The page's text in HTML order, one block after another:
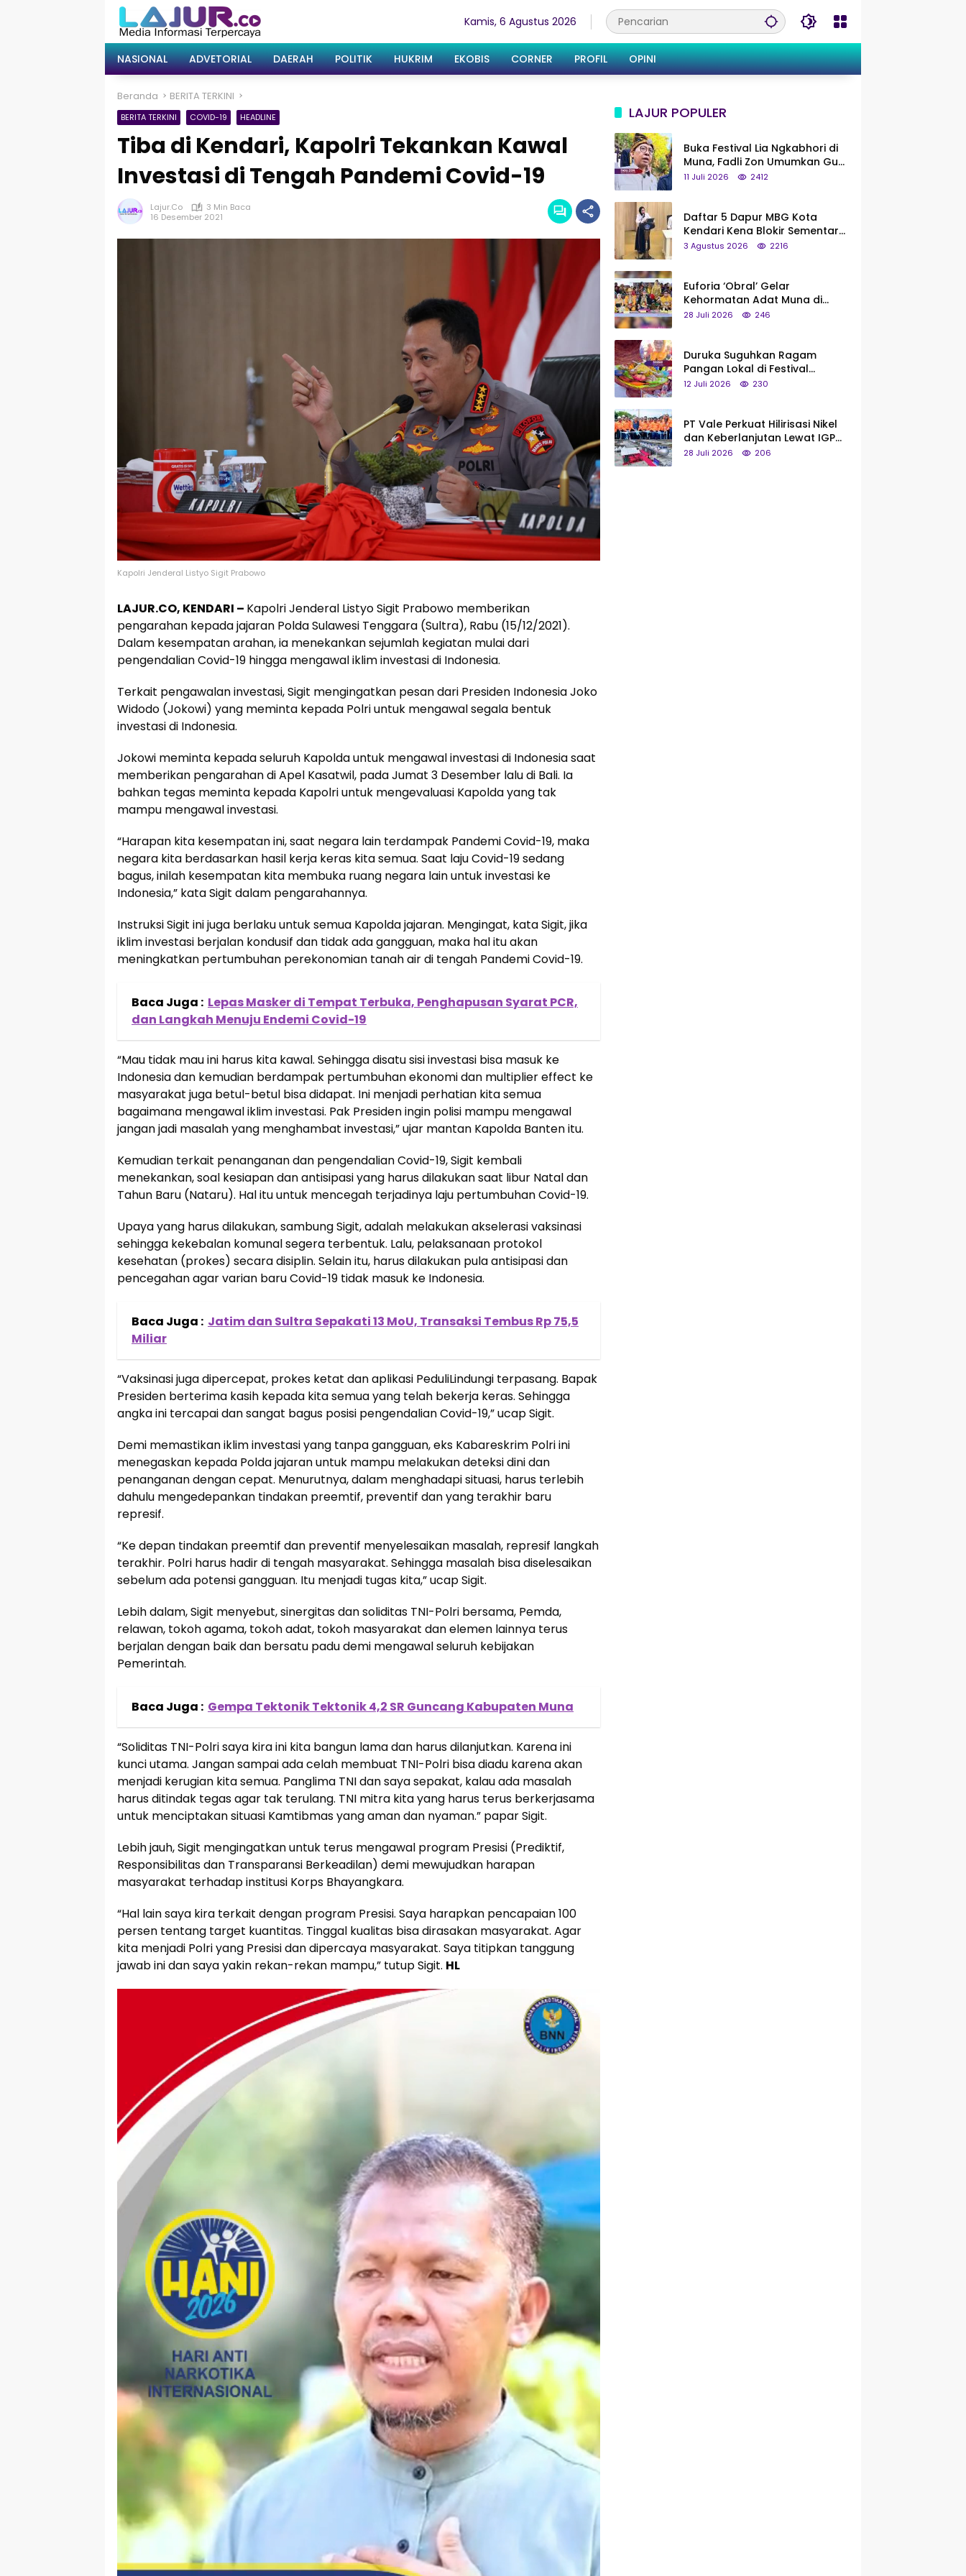
Kamis, 6 Agustus 2026
NASIONAL ADVETORIAL DAERAH POLITIK HUKRIM EKOBIS CORNER PROFIL OPINI
Beranda BERITA TERKINI
BERITA TERKINI COVID-19 HEADLINE
Tiba di Kendari, Kapolri Tekankan Kawal
Investasi di Tengah Pandemi Covid-19
Lajur.co
3 Min Baca
16 Desember 2021
Kapolri Jenderal Listyo Sigit Prabowo
LAJUR.CO, KENDARI – Kapolri Jenderal Listyo Sigit Prabowo memberikan
pengarahan kepada jajaran Polda Sulawesi Tenggara (Sultra), Rabu (15/12/2021).
Dalam kesempatan arahan, ia menekankan sejumlah kegiatan mulai dari
pengendalian Covid-19 hingga mengawal iklim investasi di Indonesia.
Terkait pengawalan investasi, Sigit mengingatkan pesan dari Presiden Indonesia Joko
Widodo (Jokowi) yang meminta kepada Polri untuk mengawal segala bentuk
investasi di Indonesia.
Jokowi meminta kepada seluruh Kapolda untuk mengawal investasi di Indonesia saat
memberikan pengarahan di Apel Kasatwil, pada Jumat 3 Desember lalu di Bali. Ia
bahkan tegas meminta kepada Kapolri untuk mengevaluasi Kapolda yang tak
mampu mengawal investasi.
“Harapan kita kesempatan ini, saat negara lain terdampak Pandemi Covid-19, maka
negara kita berdasarkan hasil kerja keras kita semua. Saat laju Covid-19 sedang
bagus, inilah kesempatan kita membuka ruang negara lain untuk investasi ke
Indonesia,” kata Sigit dalam pengarahannya.
Instruksi Sigit ini juga berlaku untuk semua Kapolda jajaran. Mengingat, kata Sigit, jika
iklim investasi berjalan kondusif dan tidak ada gangguan, maka hal itu akan
meningkatkan pertumbuhan perekonomian tanah air di tengah Pandemi Covid-19.
Baca Juga : Lepas Masker di Tempat Terbuka, Penghapusan Syarat PCR,
dan Langkah Menuju Endemi Covid-19
“Mau tidak mau ini harus kita kawal. Sehingga disatu sisi investasi bisa masuk ke
Indonesia dan kemudian berdampak pertumbuhan ekonomi dan multiplier effect ke
masyarakat juga betul-betul bisa didapat. Ini menjadi perhatian kita semua
bagaimana mengawal iklim investasi. Pak Presiden ingin polisi mampu mengawal
jangan jadi masalah yang menghambat investasi,” ujar mantan Kapolda Banten itu.
Kemudian terkait penanganan dan pengendalian Covid-19, Sigit kembali
menekankan, soal kesiapan dan antisipasi yang harus dilakukan saat libur Natal dan
Tahun Baru (Nataru). Hal itu untuk mencegah terjadinya laju pertumbuhan Covid-19.
Upaya yang harus dilakukan, sambung Sigit, adalah melakukan akselerasi vaksinasi
sehingga kekebalan komunal segera terbentuk. Lalu, pelaksanaan protokol
kesehatan (prokes) secara disiplin. Selain itu, harus dilakukan pula antisipasi dan
pencegahan agar varian baru Covid-19 tidak masuk ke Indonesia.
Baca Juga : Jatim dan Sultra Sepakati 13 MoU, Transaksi Tembus Rp 75,5
Miliar
“Vaksinasi juga dipercepat, prokes ketat dan aplikasi PeduliLindungi terpasang. Bapak
Presiden berterima kasih kepada kita semua yang telah bekerja keras. Sehingga
angka ini tercapai dan sangat bagus posisi pengendalian Covid-19,” ucap Sigit.
Demi memastikan iklim investasi yang tanpa gangguan, eks Kabareskrim Polri ini
menegaskan kepada Polda jajaran untuk mampu melakukan deteksi dini dan
penanganan dengan cepat. Menurutnya, dalam menghadapi situasi, harus terlebih
dahulu mengedepankan tindakan preemtif, preventif dan yang terakhir baru
represif.
“Ke depan tindakan preemtif dan preventif menyelesaikan masalah, represif langkah
terakhir. Polri harus hadir di tengah masyarakat. Sehingga masalah bisa diselesaikan
sebelum ada potensi gangguan. Itu menjadi tugas kita,” ucap Sigit.
Lebih dalam, Sigit menyebut, sinergitas dan soliditas TNI-Polri bersama, Pemda,
relawan, tokoh agama, tokoh adat, tokoh masyarakat dan elemen lainnya terus
berjalan dengan baik dan bersatu padu demi mengawal seluruh kebijakan
Pemerintah.
Baca Juga : Gempa Tektonik Tektonik 4,2 SR Guncang Kabupaten Muna
“Soliditas TNI-Polri saya kira ini kita bangun lama dan harus dilanjutkan. Karena ini
kunci utama. Jangan sampai ada celah membuat TNI-Polri bisa diadu karena akan
menjadi kerugian kita semua. Panglima TNI dan saya sepakat, kalau ada masalah
harus ditindak tegas agar tak terulang. TNI mitra kita yang harus terus berkerjasama
untuk menciptakan situasi Kamtibmas yang aman dan nyaman.” papar Sigit.
Lebih jauh, Sigit mengingatkan untuk terus mengawal program Presisi (Prediktif,
Responsibilitas dan Transparansi Berkeadilan) demi mewujudkan harapan
masyarakat terhadap institusi Korps Bhayangkara.
“Hal lain saya kira terkait dengan program Presisi. Saya harapkan pencapaian 100
persen tentang target kuantitas. Tinggal kualitas bisa dirasakan masyarakat. Agar
kita menjadi Polri yang Presisi dan dipercaya masyarakat. Saya titipkan tanggung
jawab ini dan saya yakin rekan-rekan mampu,” tutup Sigit. HL
LAJUR POPULER
Buka Festival Lia Ngkabhori di
Muna, Fadli Zon Umumkan Gua
Metanduno Segera Naik Status
11 Juli 2026 2412
Daftar 5 Dapur MBG Kota
Kendari Kena Blokir Sementara
dari Pusat
3 Agustus 2026 2216
Euforia ‘Obral’ Gelar
Kehormatan Adat Muna di
Silaturahmi KKMM, Ridwan Bae:
28 Juli 2026 246
Duruka Suguhkan Ragam
Pangan Lokal di Festival
Liangkobhori, Dari Umbi Rebus
12 Juli 2026 230
PT Vale Perkuat Hilirisasi Nikel
dan Keberlanjutan Lewat IGP
Morowali
28 Juli 2026 206